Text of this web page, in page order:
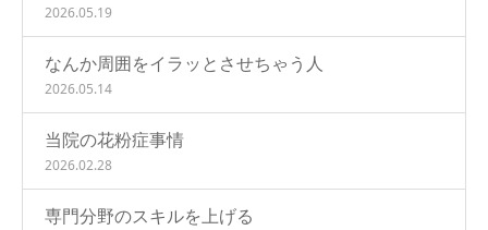
2026.05.19
なんか周囲をイラッとさせちゃう人
2026.05.14
当院の花粉症事情
2026.02.28
専門分野のスキルを上げる